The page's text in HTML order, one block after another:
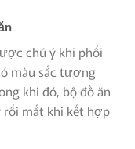
chú ý khi phối
màu sắc tương
khi đó, bộ đồ ăn
rối mắt khi kết hợp